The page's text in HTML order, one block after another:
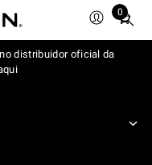
0
Total
items
in
distribuidor oficial da